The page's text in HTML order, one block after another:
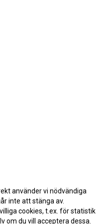
använder vi nödvändiga
inte att stänga av.
cookies, t.ex. för statistik
om du vill acceptera dessa.